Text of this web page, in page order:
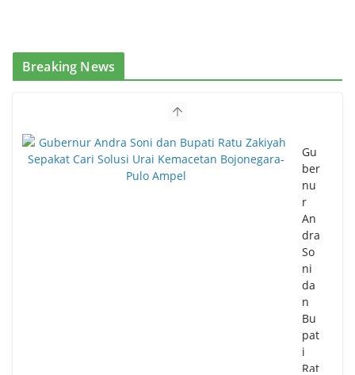
Breaking News
Gu
ber
nu
r
An
dra
So
ni
da
n
Bu
pat
i
Rat